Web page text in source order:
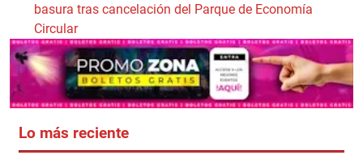
basura tras cancelación del Parque de Economía
Circular
Lo más reciente